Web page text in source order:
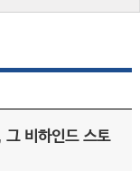
그 비하인드 스토